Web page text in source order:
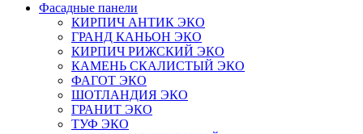
Фасадные панели
КИРПИЧ АНТИК ЭКО
ГРАНД КАНЬОН ЭКО
КИРПИЧ РИЖСКИЙ ЭКО
КАМЕНЬ СКАЛИСТЫЙ ЭКО
ФАГОТ ЭКО
ШОТЛАНДИЯ ЭКО
ГРАНИТ ЭКО
ТУФ ЭКО